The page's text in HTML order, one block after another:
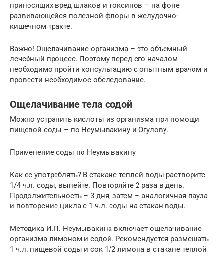
приносящих вред шлаков и токсинов – на фоне
развивающейся полезной флоры в желудочно-
кишечном тракте.
Важно! Ощелачивание организма – это объемный
лечебный процесс. Поэтому перед его началом
необходимо пройти консультацию с опытным врачом и
провести необходимое обследование.
Ощелачивание тела содой
Можно устранить кислоты из организма при помощи
пищевой соды – по Неумывакину и Огулову.
Применение соды по Неумывакину
Как ее употреблять? В стакане теплой воды растворите
1/4 ч.л. соды, выпейте. Повторяйте 2 раза в день.
Продолжительность – 3 дня, затем – аналогичная пауза
и повторение цикла с 1 ч.л. соды на стакан воды.
Методика И.П. Неумывакина включает ощелачивание
организма лимоном и содой. Рекомендуется размешать
1 ч.л. пищевой соды и сок 1/2 лимона в стакане теплой